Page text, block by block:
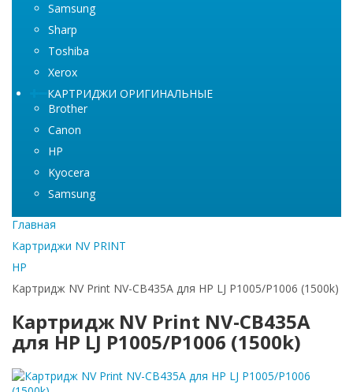
Samsung
Sharp
Toshiba
Xerox
КАРТРИДЖИ ОРИГИНАЛЬНЫЕ
Brother
Canon
HP
Kyocera
Samsung
Главная
Картриджи NV PRINT
HP
Картридж NV Print NV-CB435A для HP LJ P1005/P1006 (1500k)
Картридж NV Print NV-CB435A
для HP LJ P1005/P1006 (1500k)